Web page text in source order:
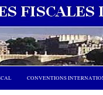
CONVENTIONS